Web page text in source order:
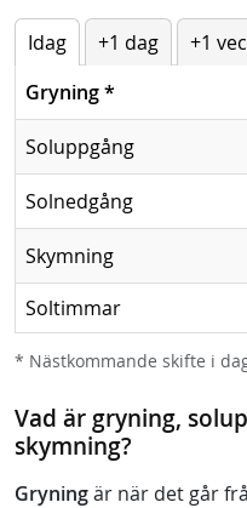
Idag +1 dag +1
Gryning*
Soluppgång
Solnedgång
Skymning
Soltimmar
* Nästkommande skifte i
Vad är gryning,
skymning?
Gryningär när det går